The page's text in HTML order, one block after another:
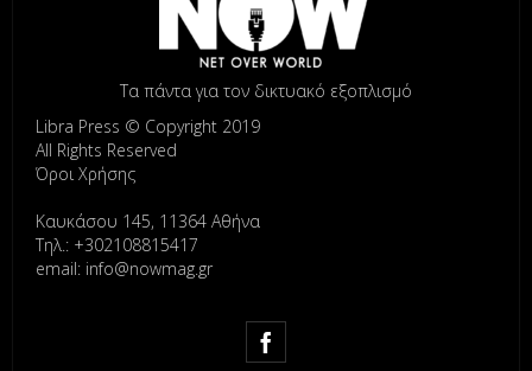
Τα πάντα για τον δικτυακό εξοπλισμό
Libra Press © Copyright 2019
All Rights Reserved
Όροι Χρήσης
Καυκάσου 145, 11364 Αθήνα
Τηλ.: +302108815417
email: info@nowmag.gr